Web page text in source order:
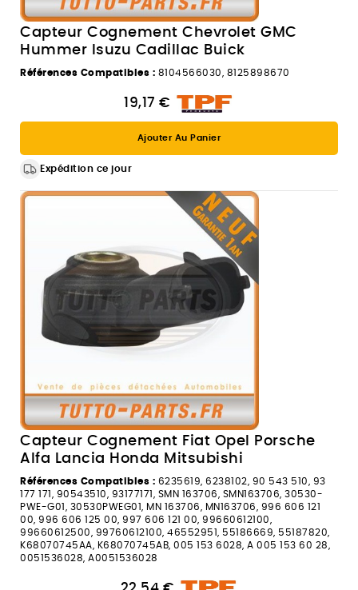
Capteur Cognement Chevrolet GMC
Hummer Isuzu Cadillac Buick
Références Compatibles : 8104566030, 8125898670
19,17 €
Ajouter Au Panier
Expédition ce jour
Capteur Cognement Fiat Opel Porsche
Alfa Lancia Honda Mitsubishi
Références Compatibles : 6235619, 6238102, 90 543 510, 93
177 171, 90543510, 93177171, SMN 163706, SMN163706, 30530-
PWE-G01, 30530PWEG01, MN 163706, MN163706, 996 606 121
00, 996 606 125 00, 997 606 121 00, 99660612100,
99660612500, 99760612100, 46552951, 55186669, 55187820,
K68070745AA, K68070745AB, 005 153 6028, A 005 153 60 28,
0051536028, A0051536028